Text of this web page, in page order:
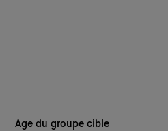
Age du groupe cible